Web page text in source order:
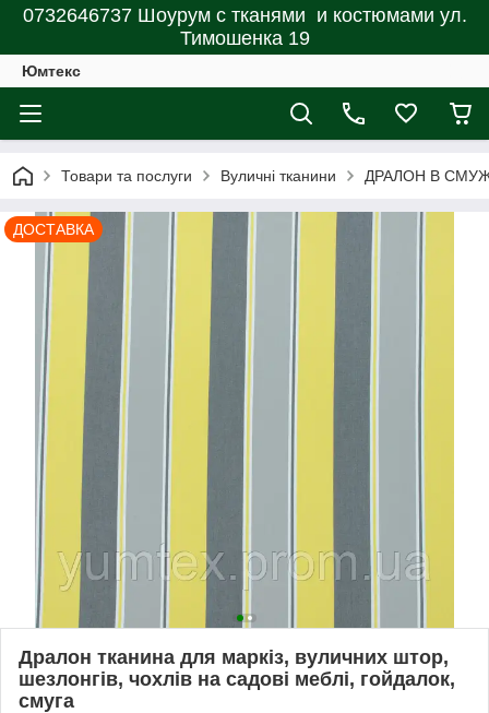
0732646737 Шоурум с тканями и костюмами ул.
Тимошенка 19
Юмтекс
Товари та послуги Вуличні тканини ДРАЛОН В
ДОСТАВКА
Дралон тканина для маркіз, вуличних штор,
шезлонгів, чохлів на садові меблі, гойдалок,
смуга